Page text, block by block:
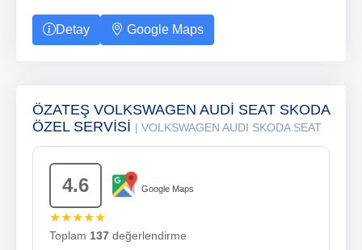
Detay Google Maps
ÖZATEŞ VOLKSWAGEN AUDİ SEAT SKODA
ÖZEL SERVİSİ | VOLKSWAGEN AUDI SKODA SEAT
4.6 Google Maps
★★★★★
Toplam 137 değerlendirme